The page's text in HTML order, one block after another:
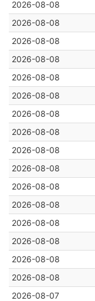
2026-08-08
2026-08-08
2026-08-08
2026-08-08
2026-08-08
2026-08-08
2026-08-08
2026-08-08
2026-08-08
2026-08-08
2026-08-08
2026-08-08
2026-08-08
2026-08-08
2026-08-08
2026-08-08
2026-08-07